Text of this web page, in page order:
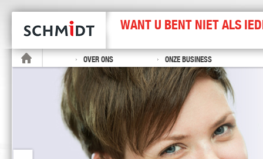
WANT U BENT NIET ALS
OVER ONS ONZE BUSINESS